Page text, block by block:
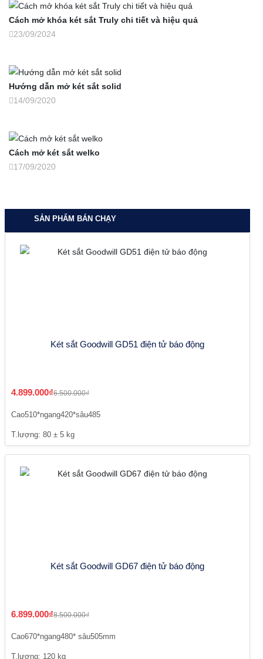
Cách mở khóa két sắt Truly chi tiết và hiệu quả
23/09/2024
Hướng dẫn mở két sắt solid
14/09/2020
Cách mở két sắt welko
17/09/2020
SẢN PHẨM BÁN CHẠY
Két sắt Goodwill GD51 điện tử báo động
4.899.000₫6.500.000₫
Cao510*ngang420*sâu485
T.lượng: 80 ± 5 kg
Két sắt Goodwill GD67 điện tử báo động
6.899.000₫8.500.000₫
Cao670*ngang480* sâu505mm
T.lượng: 120 kg